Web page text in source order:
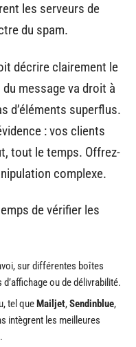
les serveurs de
du spam.
décrire clairement le
message va droit à
d’éléments superflus.
: vos clients
tout le temps. Offrez-
complexe.
de vérifier les
sur différentes boîtes
ou de délivrabilité.
tel queMailjet,Sendinblue,
intègrent les meilleures